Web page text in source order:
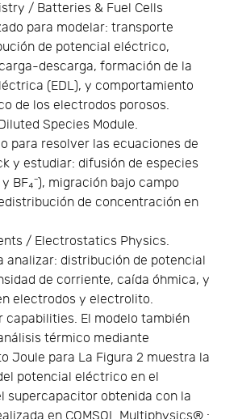
/ Batteries & Fuel Cells
para modelar: transporte
de potencial eléctrico,
descarga, formación de la
(EDL), y comportamiento
de los electrodos porosos.
Species Module.
para resolver las ecuaciones de
y estudiar: difusión de especies
y BF₄⁻), migración bajo campo
de concentración en
/ Electrostatics Physics.
analizar: distribución de potencial
de corriente, caída óhmica, y
electrodos y electrolito.
capabilities. El modelo también
térmico mediante
Joule para La Figura 2 muestra la
potencial eléctrico en el
supercapacitor obtenida con la